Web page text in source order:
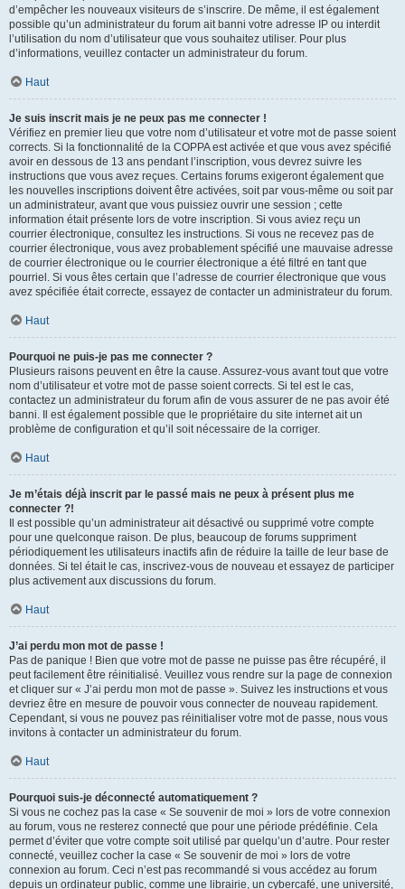
d’empêcher les nouveaux visiteurs de s’inscrire. De même, il est également
possible qu’un administrateur du forum ait banni votre adresse IP ou interdit
l’utilisation du nom d’utilisateur que vous souhaitez utiliser. Pour plus
d’informations, veuillez contacter un administrateur du forum.
Haut
Je suis inscrit mais je ne peux pas me connecter !
Vérifiez en premier lieu que votre nom d’utilisateur et votre mot de passe soient
corrects. Si la fonctionnalité de la COPPA est activée et que vous avez spécifié
avoir en dessous de 13 ans pendant l’inscription, vous devrez suivre les
instructions que vous avez reçues. Certains forums exigeront également que
les nouvelles inscriptions doivent être activées, soit par vous-même ou soit par
un administrateur, avant que vous puissiez ouvrir une session ; cette
information était présente lors de votre inscription. Si vous aviez reçu un
courrier électronique, consultez les instructions. Si vous ne recevez pas de
courrier électronique, vous avez probablement spécifié une mauvaise adresse
de courrier électronique ou le courrier électronique a été filtré en tant que
pourriel. Si vous êtes certain que l’adresse de courrier électronique que vous
avez spécifiée était correcte, essayez de contacter un administrateur du forum.
Haut
Pourquoi ne puis-je pas me connecter ?
Plusieurs raisons peuvent en être la cause. Assurez-vous avant tout que votre
nom d’utilisateur et votre mot de passe soient corrects. Si tel est le cas,
contactez un administrateur du forum afin de vous assurer de ne pas avoir été
banni. Il est également possible que le propriétaire du site internet ait un
problème de configuration et qu’il soit nécessaire de la corriger.
Haut
Je m’étais déjà inscrit par le passé mais ne peux à présent plus me
connecter ?!
Il est possible qu’un administrateur ait désactivé ou supprimé votre compte
pour une quelconque raison. De plus, beaucoup de forums suppriment
périodiquement les utilisateurs inactifs afin de réduire la taille de leur base de
données. Si tel était le cas, inscrivez-vous de nouveau et essayez de participer
plus activement aux discussions du forum.
Haut
J’ai perdu mon mot de passe !
Pas de panique ! Bien que votre mot de passe ne puisse pas être récupéré, il
peut facilement être réinitialisé. Veuillez vous rendre sur la page de connexion
et cliquer sur « J’ai perdu mon mot de passe ». Suivez les instructions et vous
devriez être en mesure de pouvoir vous connecter de nouveau rapidement.
Cependant, si vous ne pouvez pas réinitialiser votre mot de passe, nous vous
invitons à contacter un administrateur du forum.
Haut
Pourquoi suis-je déconnecté automatiquement ?
Si vous ne cochez pas la case « Se souvenir de moi » lors de votre connexion
au forum, vous ne resterez connecté que pour une période prédéfinie. Cela
permet d’éviter que votre compte soit utilisé par quelqu’un d’autre. Pour rester
connecté, veuillez cocher la case « Se souvenir de moi » lors de votre
connexion au forum. Ceci n’est pas recommandé si vous accédez au forum
depuis un ordinateur public, comme une librairie, un cybercafé, une université,